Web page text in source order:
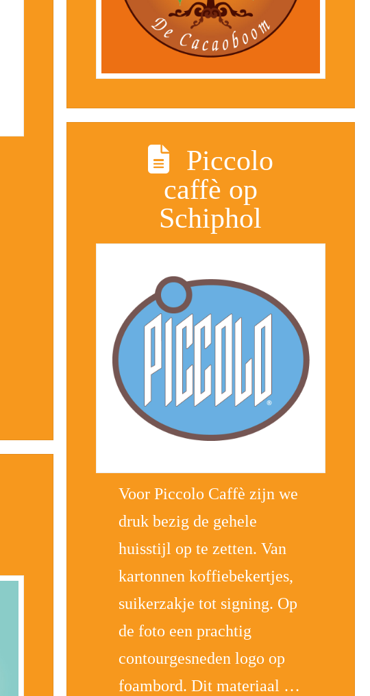
Piccolo
caffè op
Schiphol
Voor Piccolo Caffè zijn we
druk bezig de gehele
huisstijl op te zetten. Van
kartonnen koffiebekertjes,
suikerzakje tot signing. Op
de foto een prachtig
contourgesneden logo op
foambord. Dit materiaal …